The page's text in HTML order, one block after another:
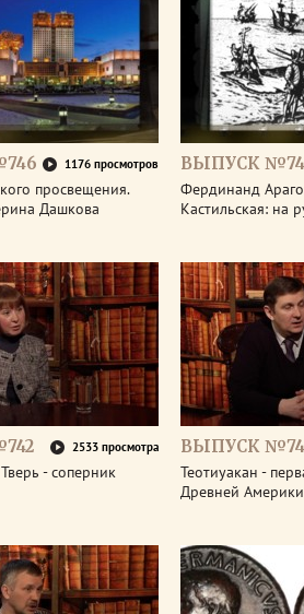
1176 просмотров
просвещения.
Дашкова
ВЫПУСК
Фердинанд
Кастильская: на
2533 просмотра
- соперник
ВЫПУСК
Теотиуакан -
Древней Америки